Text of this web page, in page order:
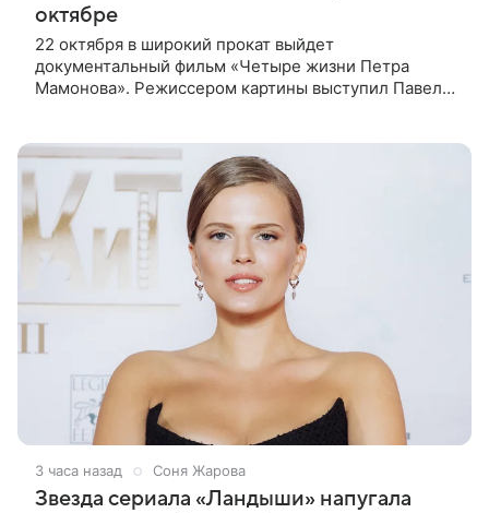
октябре
22 октября в широкий прокат выйдет
документальный фильм «Четыре жизни Петра
Мамонова». Режиссером картины выступил Павел
3 часа назад Соня Жарова
Звезда сериала «Ландыши» напугала